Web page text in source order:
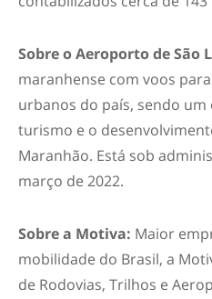
Sobre o Aeroporto de São
maranhense com voos
urbanos do país, sendo um
turismo e o
Maranhão. Está sob
março de 2022.
Sobre a Motiva: Maior
mobilidade do Brasil, a
de Rodovias, Trilhos e